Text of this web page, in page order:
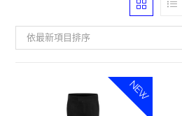
依最新項目排序
NEW